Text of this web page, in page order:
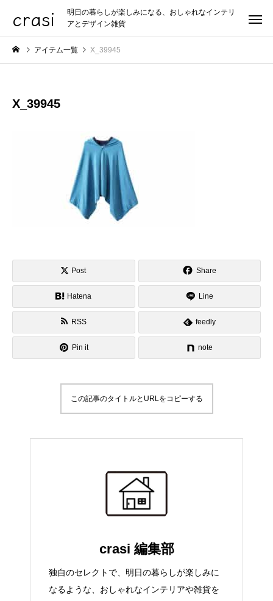
crasi
明日の暮らしが楽しみになる、おしゃれなインテリ
アとデザイン雑貨
アイテム一覧 X_39945
X_39945
Post Share
Hatena Line
RSS feedly
Pin it note
この記事のタイトルとURLをコピーする
crasi 編集部
独自のセレクトで、明日の暮らしが楽しみに
なるような、おしゃれなインテリアや雑貨を